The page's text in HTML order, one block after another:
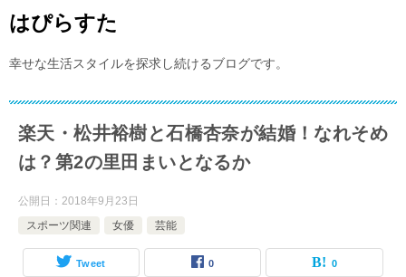
はぴらすた
幸せな生活スタイルを探求し続けるブログです。
楽天・松井裕樹と石橋杏奈が結婚！なれそめ
は？第2の里田まいとなるか
公開日： 2018年9月23日
スポーツ関連
女優 芸能
Tweet 0 0